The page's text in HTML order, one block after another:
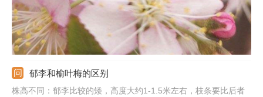
郁李和榆叶梅的区别
株高不同：郁李比较的矮，高度大约1-1.5米左右，枝条要比后者